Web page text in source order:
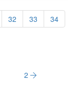
32 33 34
2